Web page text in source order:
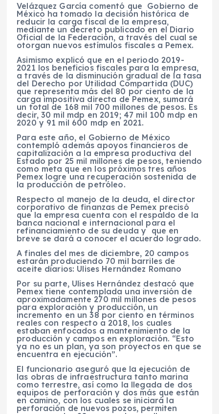
Velázquez García comentó que Gobierno de
México ha tomado la decisión histórica de
reducir la carga fiscal de la empresa,
mediante un decreto publicado en el Diario
Oficial de la Federación, a través del cual se
otorgan nuevos estímulos fiscales a Pemex.
Asimismo explicó que en el periodo 2019-
2021 los beneficios fiscales para la empresa,
a través de la disminución gradual de la tasa
del Derecho por Utilidad Compartida (DUC)
que representa más del 80 por ciento de la
carga impositiva directa de Pemex, sumará
un total de 168 mil 700 millones de pesos. Es
decir, 30 mil mdp en 2019; 47 mil 100 mdp en
2020 y 91 mil 600 mdp en 2021.
Para este año, el Gobierno de México
contempló además apoyos financieros de
capitalización a la empresa productiva del
Estado por 25 mil millones de pesos, teniendo
como meta que en los próximos tres años
Pemex logre una recuperación sostenida de
la producción de petróleo.
Respecto al manejo de la deuda, el director
corporativo de finanzas de Pemex precisó
que la empresa cuenta con el respaldo de la
banca nacional e internacional para el
refinanciamiento de su deuda y que en
breve se dará a conocer el acuerdo logrado.
A finales del mes de diciembre, 20 campos
estarán produciendo 70 mil barriles de
aceite diarios: Ulises Hernández Romano
Por su parte, Ulises Hernández destacó que
Pemex tiene contemplada una inversión de
aproximadamente 270 mil millones de pesos
para exploración y producción, un
incremento en un 38 por ciento en términos
reales con respecto a 2018, los cuales
estaban enfocados a mantenimiento de la
producción y campos en exploración. “Esto
ya no es un plan, ya son proyectos en que se
encuentra en ejecución”.
El funcionario aseguró que la ejecución de
las obras de infraestructura tanto marina
como terrestre, así como la llegada de dos
equipos de perforación y dos más que están
en camino, con los cuales se iniciará la
perforación de nuevos pozos, permiten